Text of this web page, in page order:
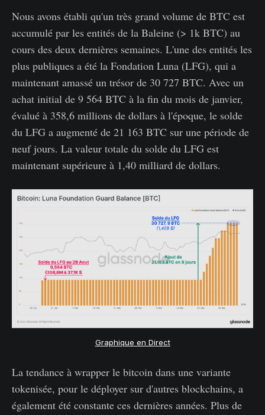
Nous avons établi qu'un très grand volume de BTC est
accumulé par les entités de la Baleine (> 1k BTC) au
cours des deux dernières semaines. L'une des entités les
plus publiques a été la Fondation Luna (LFG), qui a
maintenant amassé un trésor de 30 727 BTC. Avec un
achat initial de 9 564 BTC à la fin du mois de janvier,
évalué à 358,6 millions de dollars à l'époque, le solde
du LFG a augmenté de 21 163 BTC sur une période de
neuf jours. La valeur totale du solde du LFG est
maintenant supérieure à 1,40 milliard de dollars.
Graphique en Direct
La tendance à wrapper le bitcoin dans une variante
tokenisée, pour le déployer sur d'autres blockchains, a
également été constante ces dernières années. Plus de